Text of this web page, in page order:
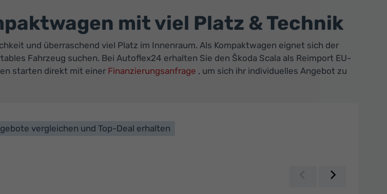
mit viel Platz & Technik
und überraschend viel Platz im Innenraum. Als Kompaktwagen eignet sich der
Fahrzeug suchen. Bei Autoflex24 erhalten Sie den Škoda Scala als Reimport EU-
starten direkt mit einer Finanzierungsanfrage , um sich ihr individuelles Angebot zu
vergleichen und Top-Deal erhalten
Zurück